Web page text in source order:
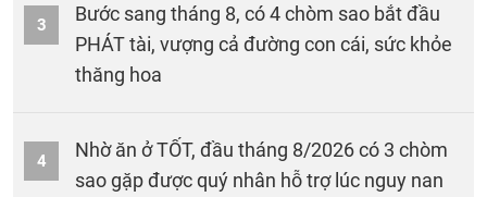
3
Bước sang tháng 8, có 4 chòm sao bắt đầu
PHÁT tài, vượng cả đường con cái, sức khỏe
thăng hoa
4
Nhờ ăn ở TỐT, đầu tháng 8/2026 có 3 chòm
sao gặp được quý nhân hỗ trợ lúc nguy nan